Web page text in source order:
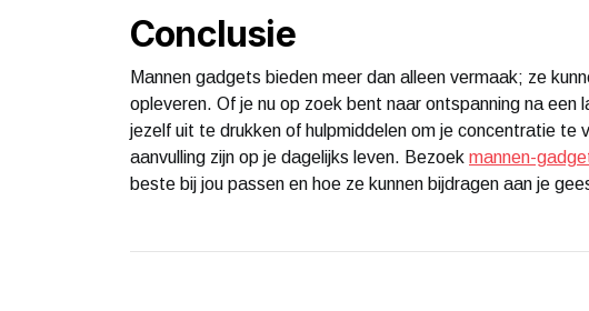
Conclusie
Mannen gadgets bieden meer dan alleen vermaak; ze
opleveren. Of je nu op zoek bent naar ontspanning na
jezelf uit te drukken of hulpmiddelen om je concentratie
aanvulling zijn op je dagelijks leven. Bezoek mannen-
beste bij jou passen en hoe ze kunnen bijdragen aan je